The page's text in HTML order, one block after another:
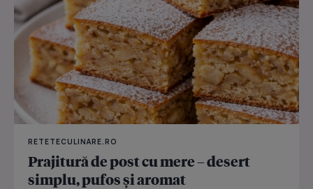
RETETECULINARE.RO
Prajitură de post cu mere – desert
simplu, pufos și aromat